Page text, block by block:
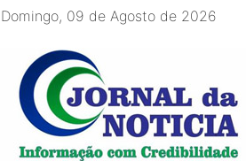
Domingo, 09 de Agosto de 2026